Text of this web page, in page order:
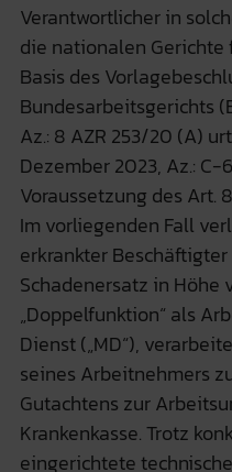
Verantwortlicher in
die nationalen
Basis des
Bundesarbeitsgerichts
Az.: 8 AZR 253/20 (A)
Dezember 2023, Az.: C-
Voraussetzung des Art.
Im vorliegenden Fall
erkrankter
Schadenersatz in Höhe
„Doppelfunktion“ als
Dienst („MD“),
seines Arbeitnehmers
Gutachtens zur
Krankenkasse. Trotz
eingerichtete